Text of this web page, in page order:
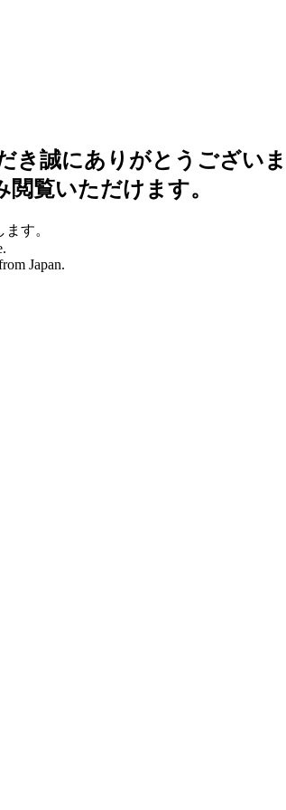
き誠にありがとうございま
覧いただけます。
す。
Japan.